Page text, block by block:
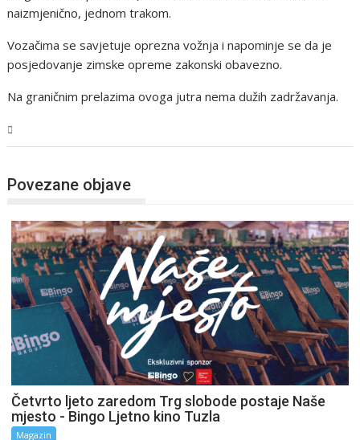
naizmjenično, jednom trakom.
Vozačima se savjetuje oprezna vožnja i napominje se da je
posjedovanje zimske opreme zakonski obavezno.
Na graničnim prelazima ovoga jutra nema dužih zadržavanja.
Povezane objave
Četvrto ljeto zaredom Trg slobode postaje Naše
mjesto - Bingo Ljetno kino Tuzla
Magazin